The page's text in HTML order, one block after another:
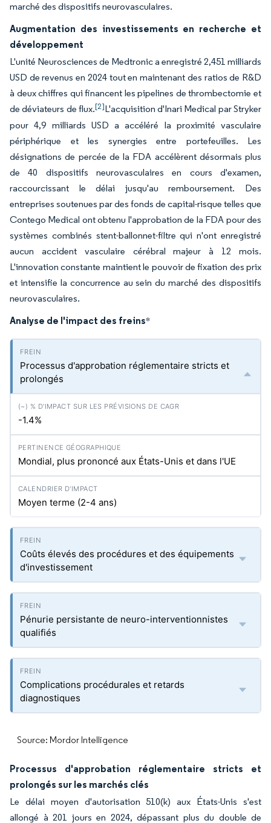
marché des dispositifs neurovasculaires.
Augmentation des investissements en recherche et
développement
L'unité Neurosciences de Medtronic a enregistré 2,451 milliards
USD de revenus en 2024 tout en maintenant des ratios de R&D
à deux chiffres qui financent les pipelines de thrombectomie et
de déviateurs de flux.[2]L'acquisition d'Inari Medical par Stryker
pour 4,9 milliards USD a accéléré la proximité vasculaire
périphérique et les synergies entre portefeuilles. Les
désignations de percée de la FDA accélèrent désormais plus
de 40 dispositifs neurovasculaires en cours d'examen,
raccourcissant le délai jusqu'au remboursement. Des
entreprises soutenues par des fonds de capital-risque telles que
Contego Medical ont obtenu l'approbation de la FDA pour des
systèmes combinés stent-ballonnet-filtre qui n'ont enregistré
aucun accident vasculaire cérébral majeur à 12 mois.
L'innovation constante maintient le pouvoir de fixation des prix
et intensifie la concurrence au sein du marché des dispositifs
neurovasculaires.
Analyse de l'impact des freins*
Processus d'approbation réglementaire stricts et
prolongés
-1.4%
Mondial, plus prononcé aux États-Unis et dans l'UE
Moyen terme (2-4 ans)
Coûts élevés des procédures et des équipements
d'investissement
Pénurie persistante de neuro-interventionnistes
qualifiés
Complications procédurales et retards
diagnostiques
Source: Mordor Intelligence
Processus d'approbation réglementaire stricts et
prolongés sur les marchés clés
Le délai moyen d'autorisation 510(k) aux États-Unis s'est
allongé à 201 jours en 2024, dépassant plus du double de